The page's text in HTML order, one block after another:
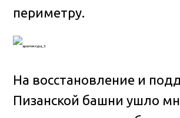
периметру.
На восстановление и
Пизанской башни ушло